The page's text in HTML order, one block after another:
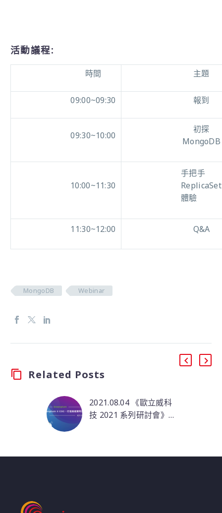
活動議程:
時間 主題
09:00~09:30 報到
09:30~10:00
初探
MongoDB
10:00~11:30
手把手
ReplicaSet
體驗
11:30~12:00 Q&A
MongoDB Webinar
Related Posts
2021.08.04 《歐立威科
技 2021 系列研討會》